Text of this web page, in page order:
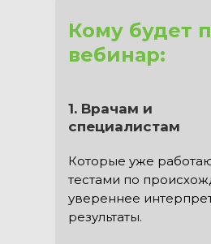
Кому будет
вебинар:
1. Врачам и
специалистам
Которые уже
тестами по
увереннее
результаты.